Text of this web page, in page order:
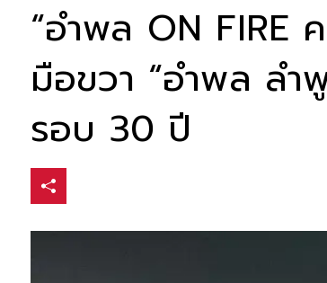
“อำพล ON FIRE
มือขวา “อำพล ลำ
รอบ 30 ปี